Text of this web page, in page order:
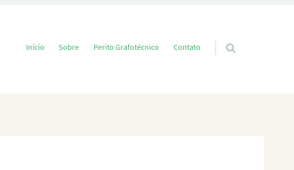
Pular para o conteúdo
Início Sobre Perito Grafotécnico Contato